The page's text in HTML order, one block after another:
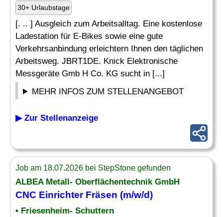
30+ Urlaubstage
[. .. ] Ausgleich zum Arbeitsalltag. Eine kostenlose
Ladestation für E-Bikes sowie eine gute
Verkehrsanbindung erleichtern Ihnen den täglichen
Arbeitsweg. JBRT1DE. Knick Elektronische
Messgeräte Gmb H Co. KG sucht in [...]
MEHR INFOS ZUM STELLENANGEBOT
▶ Zur Stellenanzeige
Job am 18.07.2026 bei StepStone gefunden
ALBEA Metall- Oberflächentechnik GmbH
CNC EinrichterFräsen (m/w/d)
• Friesenheim- Schuttern